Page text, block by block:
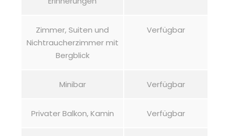
Zimmer, Suiten und
Nichtraucherzimmer mit
Bergblick
Verfügbar
Minibar Verfügbar
Privater Balkon, Kamin Verfügbar